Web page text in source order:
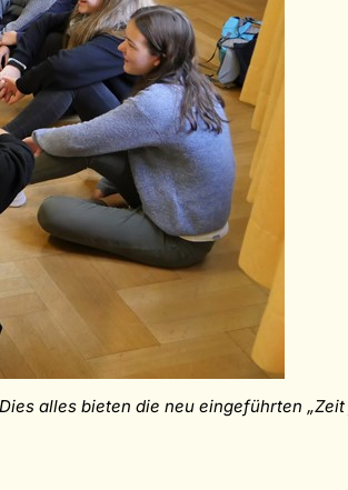
alles bieten die neu eingeführten „Zeit